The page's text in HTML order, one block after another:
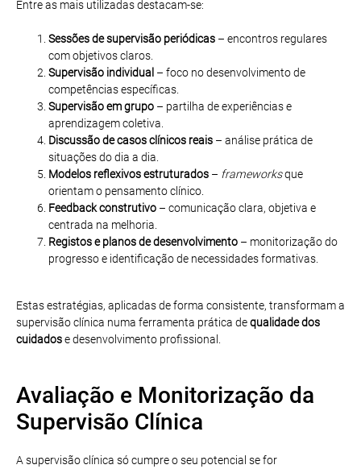
Entre as mais utilizadas destacam-se:
Sessões de supervisão periódicas – encontros regulares
com objetivos claros.
Supervisão individual – foco no desenvolvimento de
competências específicas.
Supervisão em grupo – partilha de experiências e
aprendizagem coletiva.
Discussão de casos clínicos reais – análise prática de
situações do dia a dia.
Modelos reflexivos estruturados – frameworksque
orientam o pensamento clínico.
Feedback construtivo – comunicação clara, objetiva e
centrada na melhoria.
Registos e planos de desenvolvimento – monitorização do
progresso e identificação de necessidades formativas.
Estas estratégias, aplicadas de forma consistente, transformam a
supervisão clínica numa ferramenta prática dequalidade dos
cuidadose desenvolvimento profissional.
Avaliação e Monitorização da
Supervisão Clínica
A supervisão clínica só cumpre o seu potencial se for